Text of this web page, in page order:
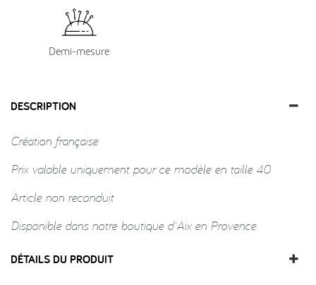
Demi-mesure
DESCRIPTION
Création française
Prix valable uniquement pour ce modèle en taille 40
Article non reconduit
Disponible dans notre boutique d'Aix en Provence
DÉTAILS DU PRODUIT